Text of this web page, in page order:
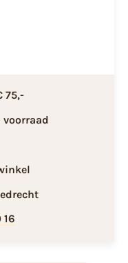
75,-
voorraad
16